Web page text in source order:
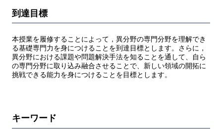
到達目標
本授業を履修することによって，異分野の専門分野を理解でき
る基礎専門力を身につけることを到達目標とします。さらに，
異分野における課題や問題解決手法を知ることを通して、自ら
の専門分野に取り込み融合させることで、新しい領域の開拓に
挑戦できる能力を身につけることを目標とします。
キーワード